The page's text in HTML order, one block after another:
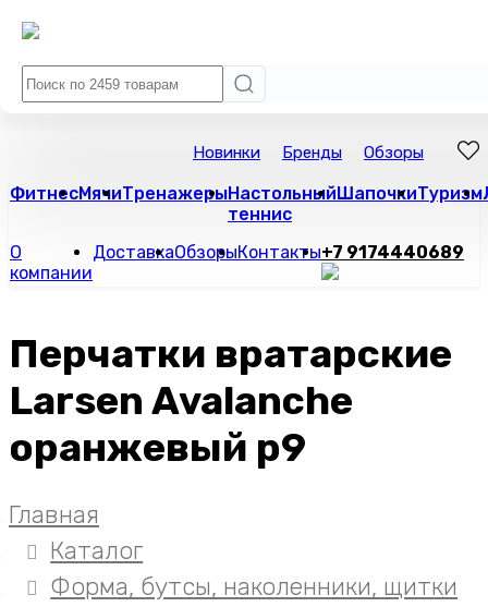
Новинки Бренды Обзоры
ФитнесМячиТренажерыНастольный
теннис
ШапочкиТуризм
О
компании
ДоставкаОбзорыКонтакты+7 9174440689
Перчатки вратарские
Larsen Avalanche
оранжевый р9
Главная
Каталог
Форма, бутсы, наколенники, щитки